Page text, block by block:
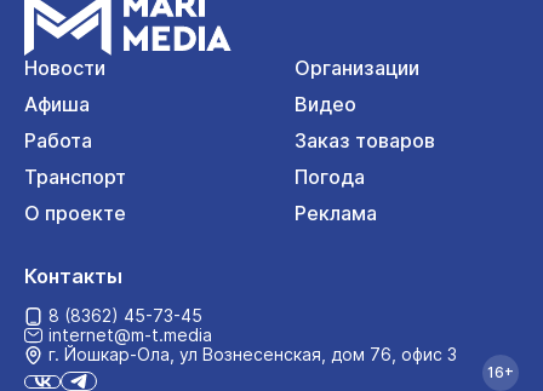
Новости
Организации
Афиша
Видео
Работа
Заказ товаров
Транспорт
Погода
О проекте
Реклама
Контакты
8 (8362) 45-73-45
internet@m-t.media
г. Йошкар‑Ола, ул Вознесенская, дом 76, офис 3
16+